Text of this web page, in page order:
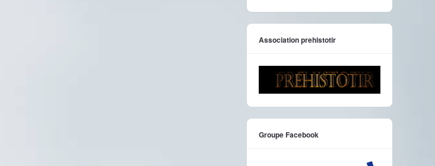
Association prehistotir
Groupe Facebook